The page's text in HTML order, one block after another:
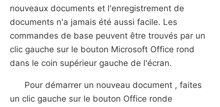
nouveaux documents et l'enregistrement de
documents n'a jamais été aussi facile. Les
commandes de base peuvent être trouvés par un
clic gauche sur le bouton Microsoft Office rond
dans le coin supérieur gauche de l'écran.
Pour démarrer un nouveau document , faites
un clic gauche sur le bouton Office ronde